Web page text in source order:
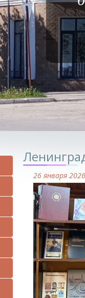
26 января